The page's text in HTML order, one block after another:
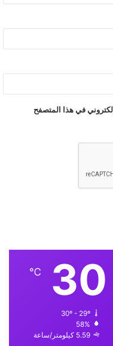
في هذا المتصفح
30
℃
30º - 29º
58%
5.59 كيلومتر/ساعة